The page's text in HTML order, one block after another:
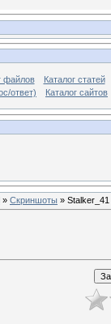
файлов
Каталог статей
ответ)
Каталог сайтов
» Скриншоты » Stalker_41